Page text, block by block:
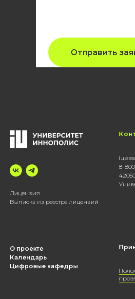
Отправить
Лицензия
Выписка из реестра лицензий
К
8-
О проекте
Календарь
Цифровые кафедры